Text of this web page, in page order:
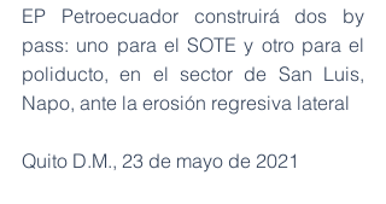
EP Petroecuador construirá dos by
pass: uno para el SOTE y otro para el
poliducto, en el sector de San Luis,
Napo, ante la erosión regresiva lateral
Quito D.M., 23 de mayo de 2021